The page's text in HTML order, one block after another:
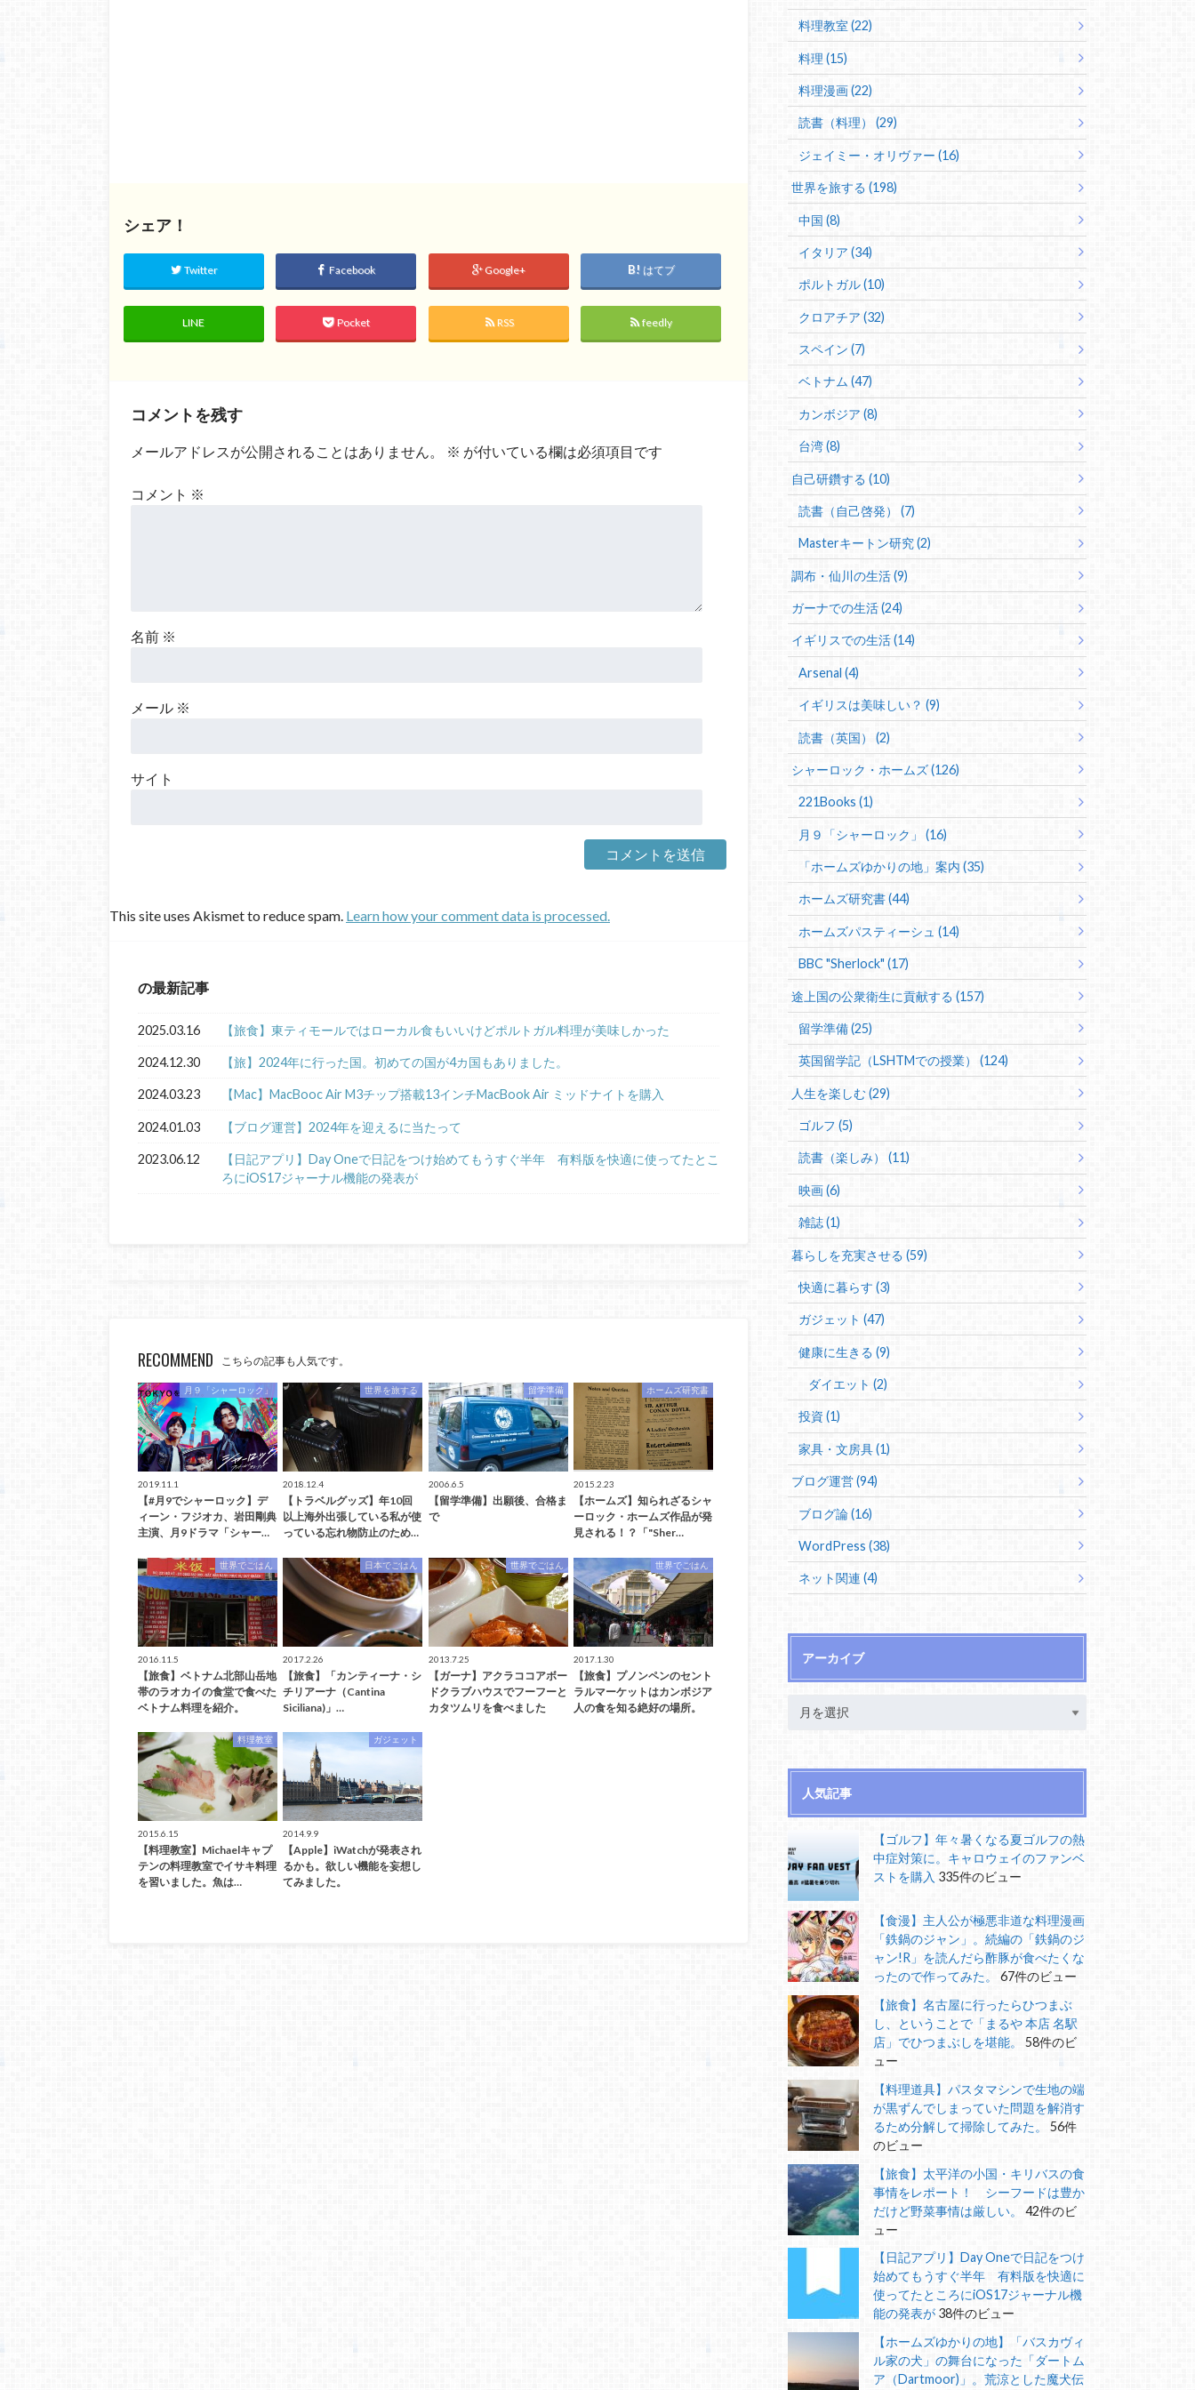
シェア！
Twitter Facebook Google+ はてブ
LINE Pocket RSS feedly
コメントを残す
メールアドレスが公開されることはありません。 ※ が付いている欄は必須項目です
コメント ※
名前 ※
メール ※
サイト
This site uses Akismet to reduce spam. Learn how your comment data is processed.
の最新記事
2025.03.16 【旅食】東ティモールではローカル食もいいけどポルトガル料理が美味しかった
2024.12.30 【旅】2024年に行った国。初めての国が4カ国もありました。
2024.03.23 【Mac】MacBooc Air M3チップ搭載13インチMacBook Air ミッドナイトを購入
2024.01.03 【ブログ運営】2024年を迎えるに当たって
2023.06.12
【日記アプリ】Day Oneで日記をつけ始めてもうすぐ半年 有料版を快適に使ってたとこ
ろにiOS17ジャーナル機能の発表が
RECOMMEND こちらの記事も人気です。
月９「シャーロック」
2019.11.1
【#月9でシャーロック】デ
ィーン・フジオカ、岩田剛典
主演、月9ドラマ「シャー…
世界を旅する
2018.12.4
【トラベルグッズ】年10回
以上海外出張している私が使
っている忘れ物防止のため…
留学準備
2006.6.5
【留学準備】出願後、合格ま
で
ホームズ研究書
2015.2.23
【ホームズ】知られざるシャ
ーロック・ホームズ作品が発
見される！？「"Sher…
世界でごはん
2016.11.5
【旅食】ベトナム北部山岳地
帯のラオカイの食堂で食べた
ベトナム料理を紹介。
日本でごはん
2017.2.26
【旅食】「カンティーナ・シ
チリアーナ（Cantina
Siciliana)」…
世界でごはん
2013.7.25
【ガーナ】アクラココアボー
ドクラブハウスでフーフーと
カタツムリを食べました
世界でごはん
2017.1.30
【旅食】プノンペンのセント
ラルマーケットはカンボジア
人の食を知る絶好の場所。
料理教室
2015.6.15
【料理教室】Michaelキャプ
テンの料理教室でイサキ料理
を習いました。魚は…
ガジェット
2014.9.9
【Apple】iWatchが発表され
るかも。欲しい機能を妄想し
てみました。
料理教室 (22)
料理 (15)
料理漫画 (22)
読書（料理） (29)
ジェイミー・オリヴァー (16)
世界を旅する (198)
中国 (8)
イタリア (34)
ポルトガル (10)
クロアチア (32)
スペイン (7)
ベトナム (47)
カンボジア (8)
台湾 (8)
自己研鑽する (10)
読書（自己啓発） (7)
Masterキートン研究 (2)
調布・仙川の生活 (9)
ガーナでの生活 (24)
イギリスでの生活 (14)
Arsenal (4)
イギリスは美味しい？ (9)
読書（英国） (2)
シャーロック・ホームズ (126)
221Books (1)
月９「シャーロック」 (16)
「ホームズゆかりの地」案内 (35)
ホームズ研究書 (44)
ホームズパスティーシュ (14)
BBC "Sherlock" (17)
途上国の公衆衛生に貢献する (157)
留学準備 (25)
英国留学記（LSHTMでの授業） (124)
人生を楽しむ (29)
ゴルフ (5)
読書（楽しみ） (11)
映画 (6)
雑誌 (1)
暮らしを充実させる (59)
快適に暮らす (3)
ガジェット (47)
健康に生きる (9)
ダイエット (2)
投資 (1)
家具・文房具 (1)
ブログ運営 (94)
ブログ論 (16)
WordPress (38)
ネット関連 (4)
アーカイブ
人気記事
【ゴルフ】年々暑くなる夏ゴルフの熱
中症対策に。キャロウェイのファンベ
ストを購入 335件のビュー
【食漫】主人公が極悪非道な料理漫画
「鉄鍋のジャン」。続編の「鉄鍋のジ
ャン!R」を読んだら酢豚が食べたくな
ったので作ってみた。
67件のビュー
【旅食】名古屋に行ったらひつまぶ
し、ということで「まるや 本店 名駅
店」でひつまぶしを堪能。
58件のビ
ュー
【料理道具】パスタマシンで生地の端
が黒ずんでしまっていた問題を解消す
るため分解して掃除してみた。
56件
のビュー
【旅食】太平洋の小国・キリバスの食
事情をレポート！ シーフードは豊か
だけど野菜事情は厳しい。
42件のビ
ュー
【日記アプリ】Day Oneで日記をつけ
始めてもうすぐ半年 有料版を快適に
使ってたところにiOS17ジャーナル機
能の発表が 38件のビュー
【ホームズゆかりの地】「バスカヴィ
ル家の犬」の舞台になった「ダートム
ア（Dartmoor)」。荒涼とした魔犬伝